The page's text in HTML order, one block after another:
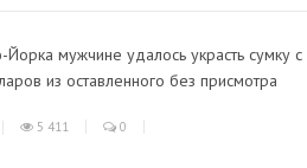
мужчине удалось украсть сумку с
из оставленного без присмотра
5 411 0